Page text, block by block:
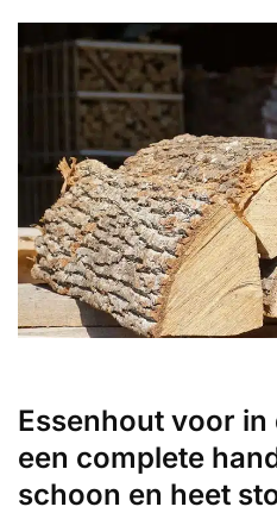
Essenhout voor
een complete
schoon en heet